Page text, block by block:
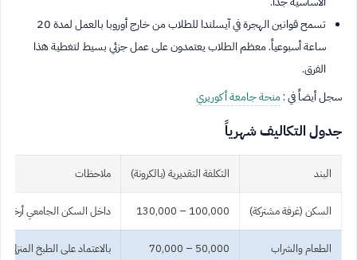
تسمح قوانين الهجرة في آيسلندا للطلاب من خارج أوروبا بالعمل لمدة 20
ساعة أسبوعياً. معظم الطلاب يعتمدون على عمل جزئي بسيط لتغطية هذا
الفرق.
سجل أيضاً في :منحة جامعة أكوريري
جدول التكاليف شهرياً
البند التكلفة التقديرية (بالكرونة) ملاحظات
السكن (غرفة مشتركة) 100,000 – 130,000 داخل السكن الجامعي أرخص
الطعام والشراب 50,000 – 70,000 بالاعتماد على الطبخ المنزلي